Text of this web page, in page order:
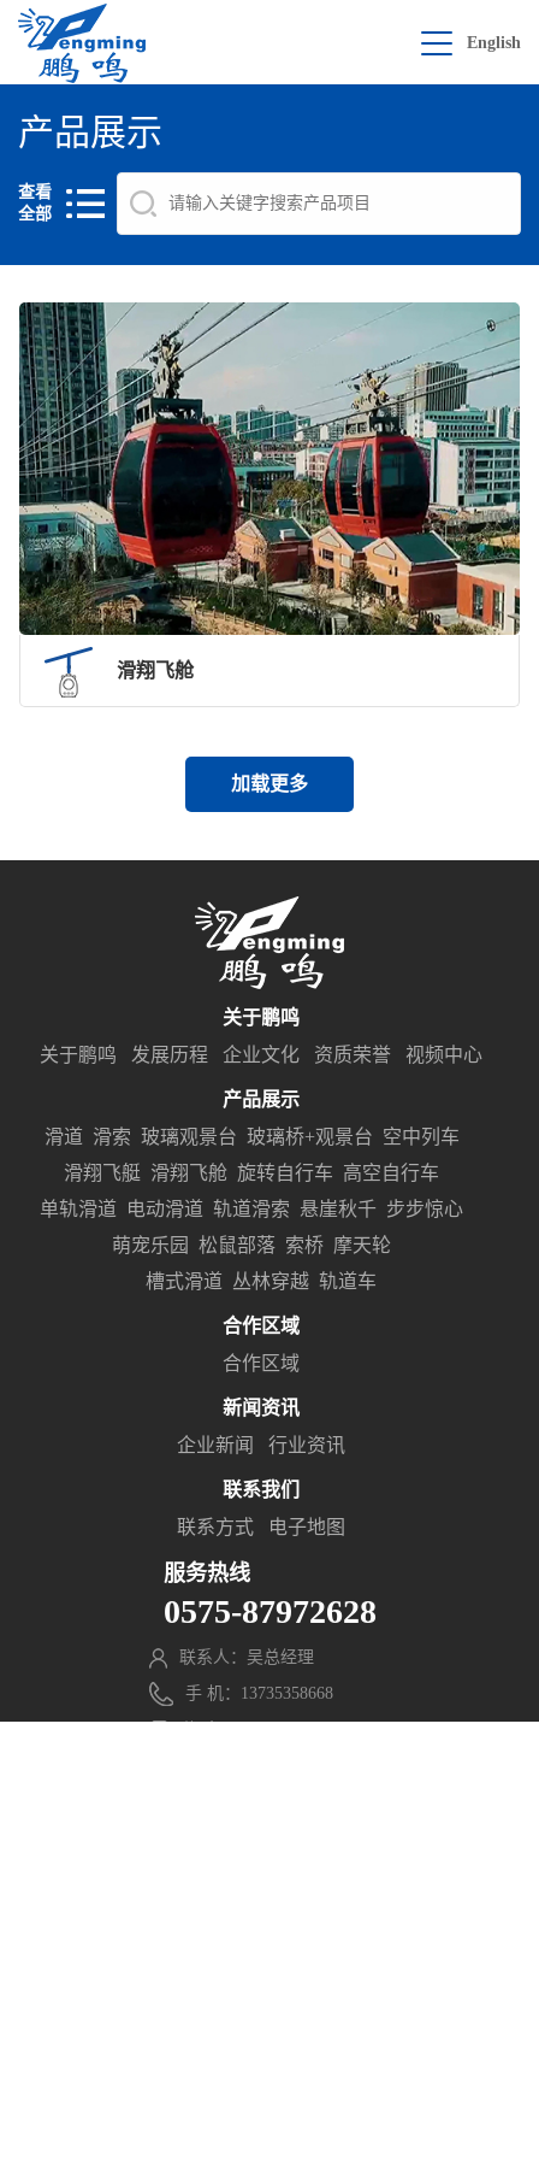
English
产品展示
查看
全部
滑翔飞舱
加载更多
关于鹏鸣
关于鹏鸣
发展历程 企业文化 资质荣誉 视频中心
产品展示
滑道 滑索 玻璃观景台 玻璃桥+观景台 空中列车
滑翔飞艇 滑翔飞舱 旋转自行车 高空自行车
单轨滑道
电动滑道 轨道滑索 悬崖秋千 步步惊心
萌宠乐园
松鼠部落 索桥 摩天轮
槽式滑道 丛林穿越 轨道车
合作区域
合作区域
新闻资讯
企业新闻
行业资讯
联系我们
联系方式
电子地图
服务热线
0575-87972628
联系人：吴总经理
手 机：13735358668